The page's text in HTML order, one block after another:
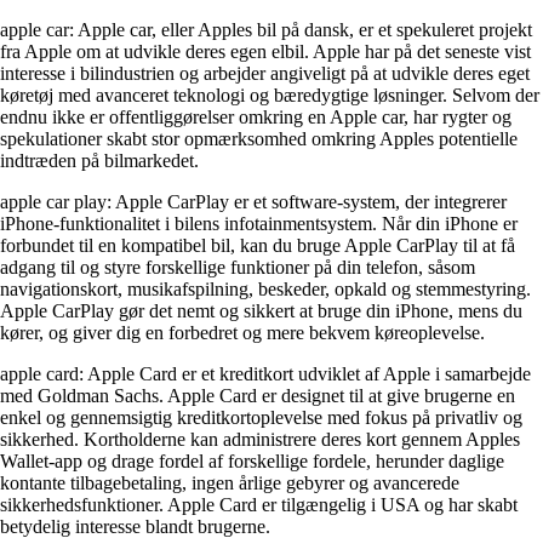
apple car: Apple car, eller Apples bil på dansk, er et spekuleret projekt
fra Apple om at udvikle deres egen elbil. Apple har på det seneste vist
interesse i bilindustrien og arbejder angiveligt på at udvikle deres eget
køretøj med avanceret teknologi og bæredygtige løsninger. Selvom der
endnu ikke er offentliggørelser omkring en Apple car, har rygter og
spekulationer skabt stor opmærksomhed omkring Apples potentielle
indtræden på bilmarkedet.
apple car play: Apple CarPlay er et software-system, der integrerer
iPhone-funktionalitet i bilens infotainmentsystem. Når din iPhone er
forbundet til en kompatibel bil, kan du bruge Apple CarPlay til at få
adgang til og styre forskellige funktioner på din telefon, såsom
navigationskort, musikafspilning, beskeder, opkald og stemmestyring.
Apple CarPlay gør det nemt og sikkert at bruge din iPhone, mens du
kører, og giver dig en forbedret og mere bekvem køreoplevelse.
apple card: Apple Card er et kreditkort udviklet af Apple i samarbejde
med Goldman Sachs. Apple Card er designet til at give brugerne en
enkel og gennemsigtig kreditkortoplevelse med fokus på privatliv og
sikkerhed. Kortholderne kan administrere deres kort gennem Apples
Wallet-app og drage fordel af forskellige fordele, herunder daglige
kontante tilbagebetaling, ingen årlige gebyrer og avancerede
sikkerhedsfunktioner. Apple Card er tilgængelig i USA og har skabt
betydelig interesse blandt brugerne.